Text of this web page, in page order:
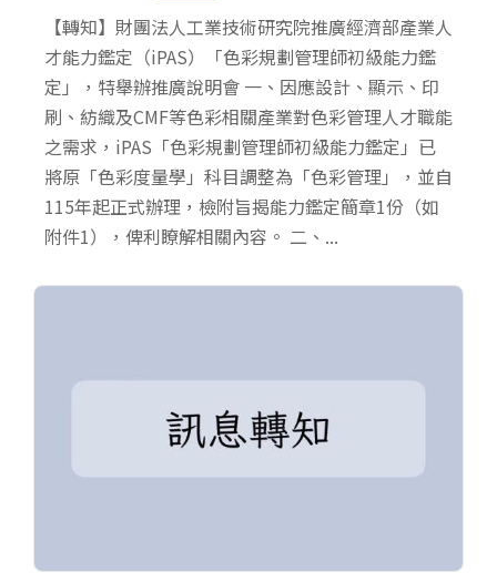
【轉知】財團法人工業技術研究院推廣經濟部產業人
才能力鑑定（iPAS）「色彩規劃管理師初級能力鑑
定」，特舉辦推廣說明會 一、因應設計、顯示、印
刷、紡織及CMF等色彩相關產業對色彩管理人才職能
之需求，iPAS「色彩規劃管理師初級能力鑑定」已
將原「色彩度量學」科目調整為「色彩管理」，並自
115年起正式辦理，檢附旨揭能力鑑定簡章1份（如
附件1），俾利瞭解相關內容。 二、...